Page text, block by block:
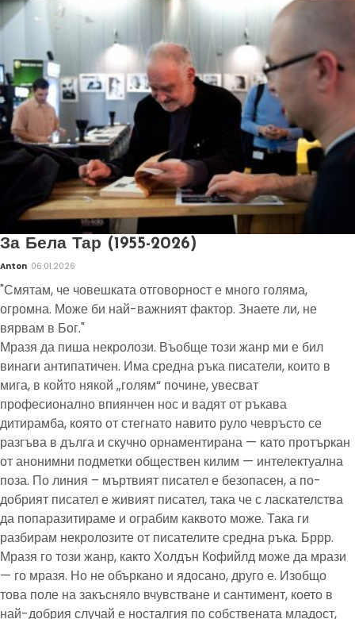
За Бела Тар (1955-2026)
Anton 06.01.2026
"Смятам, че човешката отговорност е много голяма,
огромна. Може би най-важният фактор. Знаете ли, не
вярвам в Бог."
Мразя да пиша некролози. Въобще този жанр ми е бил
винаги антипатичен. Има средна ръка писатели, които в
мига, в който някой „голям“ почине, увесват
професионално впиянчен нос и вадят от ръкава
дитирамба, която от стегнато навито руло чевръсто се
разгъва в дълга и скучно орнаментирана — като протъркан
от анонимни подметки обществен килим — интелектуална
поза. По линия – мъртвият писател е безопасен, а по-
добрият писател е живият писател, така че с ласкателства
да попаразитираме и ограбим каквото може. Така ги
разбирам некролозите от писателите средна ръка. Бррр.
Мразя го този жанр, както Холдън Кофийлд може да мрази
— го мразя. Но не объркано и ядосано, друго е. Изобщо
това поле на закъсняло вчувстване и сантимент, което в
най-добрия случай е носталгия по собствената младост,